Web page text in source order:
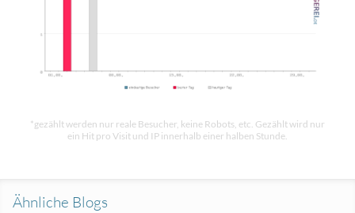
*gezählt werden nur reale Besucher, keine Robots, etc. Gezählt wird nur
ein Hit pro Visit und IP innerhalb einer halben Stunde.
Ähnliche Blogs